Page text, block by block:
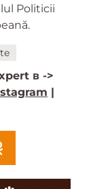
Politicii
в ->